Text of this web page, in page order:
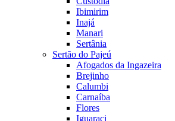
Ibimirim
Inajá
Manari
Sertânia
Sertão do Pajeú
Afogados da Ingazeira
Brejinho
Calumbi
Carnaíba
Flores
Iguaraci